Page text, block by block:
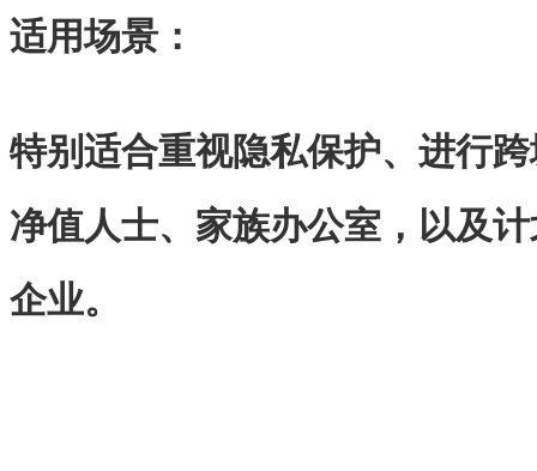
适用场景：
特别适合重视隐私保护、进行
净值人士、家族办公室，以及
企业。